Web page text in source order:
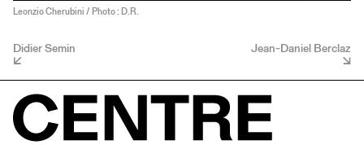
Leonzio Cherubini / Photo : D.R.
Didier Semin Jean-Daniel Berclaz